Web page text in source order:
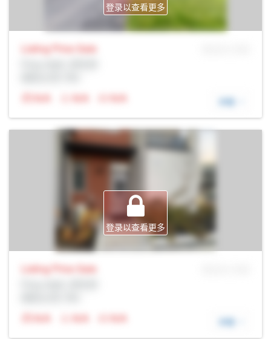
登录以查看更多
Listing Price Sale
N/A
N/A N/A 详细
登录以查看更多
Listing Price Sale
N/A
N/A N/A 详细